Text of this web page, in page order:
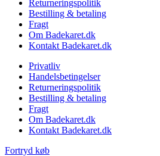
Returneringspolitik
Bestilling & betaling
Fragt
Om Badekaret.dk
Kontakt Badekaret.dk
Privatliv
Handelsbetingelser
Returneringspolitik
Bestilling & betaling
Fragt
Om Badekaret.dk
Kontakt Badekaret.dk
Fortryd køb